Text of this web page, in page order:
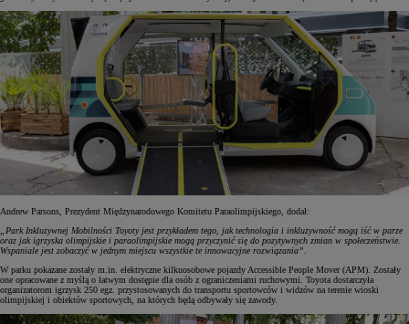
Andrew Parsons, Prezydent Międzynarodowego Komitetu Paraolimpijskiego, dodał:
„Park Inkluzywnej Mobilności Toyoty jest przykładem tego, jak technologia i inkluzywność mogą iść w parze
oraz jak igrzyska olimpijskie i paraolimpijskie mogą przyczynić się do pozytywnych zmian w społeczeństwie.
Wspaniale jest zobaczyć w jednym miejscu wszystkie te innowacyjne rozwiązania”.
W parku pokazane zostały m.in. elektryczne kilkuosobowe pojazdy Accessible People Mover (APM). Zostały
one opracowane z myślą o łatwym dostępie dla osób z ograniczeniami ruchowymi. Toyota dostarczyła
organizatorom igrzysk 250 egz. przystosowanych do transportu sportowców i widzów na terenie wioski
olimpijskiej i obiektów sportowych, na których będą odbywały się zawody.